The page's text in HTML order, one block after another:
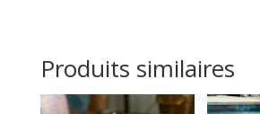
Produits similaires